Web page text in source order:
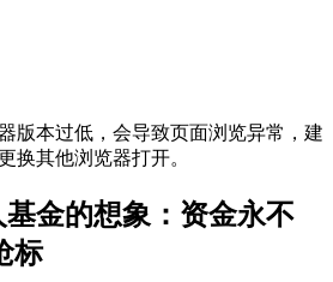
版本过低，会导致页面浏览异常，建
换其他浏览器打开。
金的想象：资金永不
标